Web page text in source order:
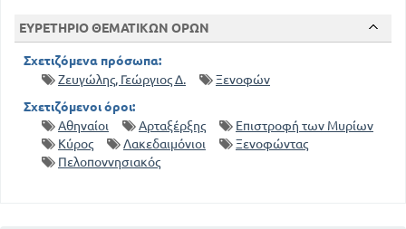
ΕΥΡΕΤΗΡΙΟ ΘΕΜΑΤΙΚΩΝ ΟΡΩΝ
Σχετιζόμενα πρόσωπα:
Ζευγώλης, Γεώργιος Δ.
Ξενοφών
Σχετιζόμενοι όροι:
Αθηναίοι
Αρταξέρξης
Επιστροφή των Μυρίων
Κύρος
Λακεδαιμόνιοι
Ξενοφώντας
Πελοποννησιακός